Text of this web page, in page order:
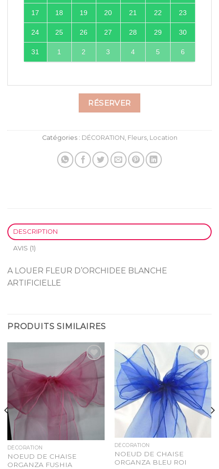
17 18 19 20 21 22 23
24 25 26 27 28 29 30
31 1 2 3 4 5 6
RÉSERVER
Catégories : DÉCORATION, Fleurs, Location
DESCRIPTION
AVIS (1)
A LOUER FLEUR D’ORCHIDEE BLANCHE
ARTIFICIELLE
PRODUITS SIMILAIRES
Ajouter
à la
liste
d’envies
DÉCORATION
NOEUD DE CHAISE
ORGANZA FUSHIA
Ajouter
à la
liste
d’envies
DÉCORATION
NOEUD DE CHAISE
ORGANZA BLEU ROI